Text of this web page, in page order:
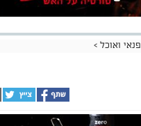
פנאי ואוכל >